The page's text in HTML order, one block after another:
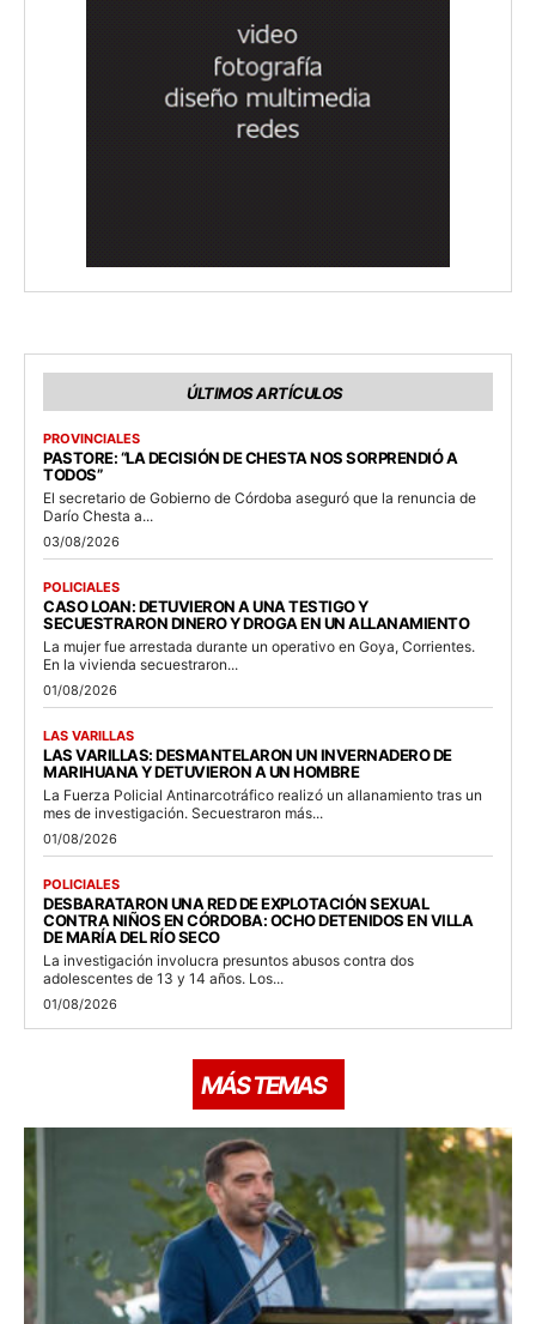
ÚLTIMOS ARTÍCULOS
PROVINCIALES
PASTORE: “LA DECISIÓN DE CHESTA NOS SORPRENDIÓ A
TODOS”
El secretario de Gobierno de Córdoba aseguró que la renuncia de
Darío Chesta a...
03/08/2026
POLICIALES
CASO LOAN: DETUVIERON A UNA TESTIGO Y
SECUESTRARON DINERO Y DROGA EN UN ALLANAMIENTO
La mujer fue arrestada durante un operativo en Goya, Corrientes.
En la vivienda secuestraron...
01/08/2026
LAS VARILLAS
LAS VARILLAS: DESMANTELARON UN INVERNADERO DE
MARIHUANA Y DETUVIERON A UN HOMBRE
La Fuerza Policial Antinarcotráfico realizó un allanamiento tras un
mes de investigación. Secuestraron más...
01/08/2026
POLICIALES
DESBARATARON UNA RED DE EXPLOTACIÓN SEXUAL
CONTRA NIÑOS EN CÓRDOBA: OCHO DETENIDOS EN VILLA
DE MARÍA DEL RÍO SECO
La investigación involucra presuntos abusos contra dos
adolescentes de 13 y 14 años. Los...
01/08/2026
MÁS TEMAS